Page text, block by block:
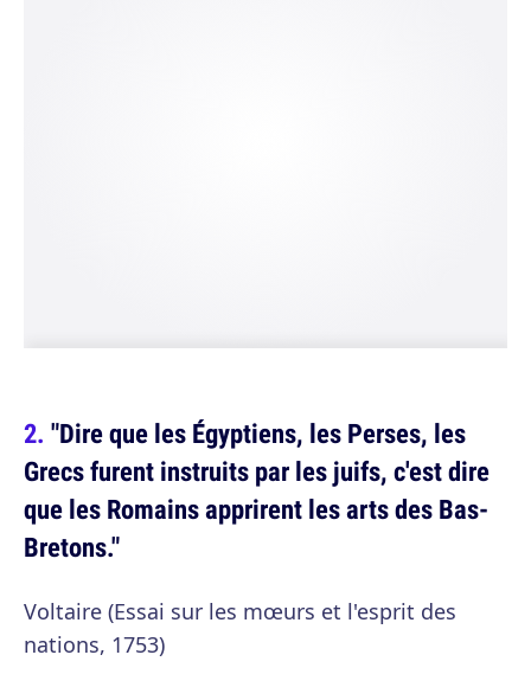
"Dire que les Égyptiens, les Perses, les
Grecs furent instruits par les juifs, c'est dire
que les Romains apprirent les arts des Bas-
Bretons."
Voltaire (Essai sur les mœurs et l'esprit des
nations, 1753)